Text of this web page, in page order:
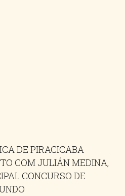
DE PIRACICABA
COM JULIÁN MEDINA,
CONCURSO DE